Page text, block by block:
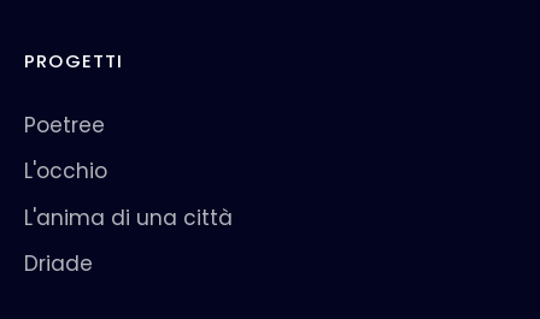
PROGETTI
Poetree
L'occhio
L'anima di una città
Driade